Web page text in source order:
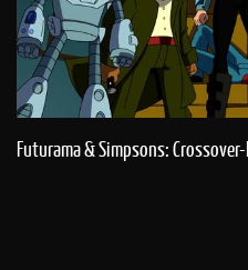
Futurama & Simpsons: